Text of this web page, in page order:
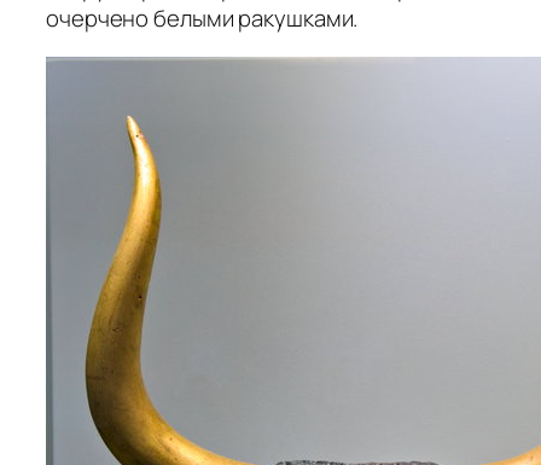
очерчено белыми ракушками.